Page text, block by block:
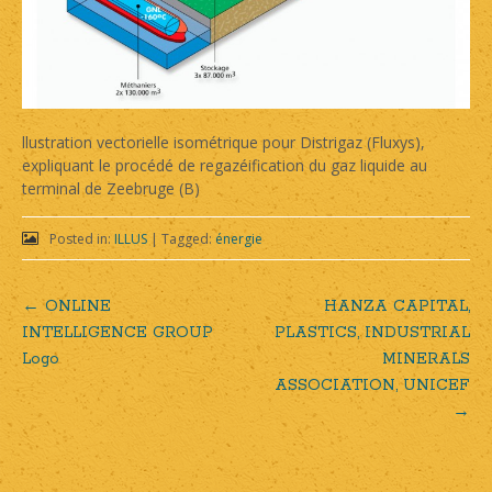
llustration vectorielle isométrique pour Distrigaz (Fluxys),
expliquant le procédé de regazéification du gaz liquide au
terminal de Zeebruge (B)
Posted in: ILLUS | Tagged: énergie
Post
navigation
← ONLINE
INTELLIGENCE GROUP
Logo
HANZA CAPITAL,
PLASTICS, INDUSTRIAL
MINERALS
ASSOCIATION, UNICEF
→